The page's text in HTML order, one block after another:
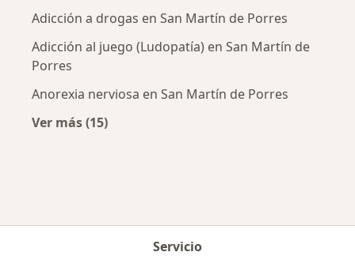
Adicción a drogas en San Martín de Porres
Adicción al juego (Ludopatía) en San Martín de
Porres
Anorexia nerviosa en San Martín de Porres
Ver más (15)
Servicio